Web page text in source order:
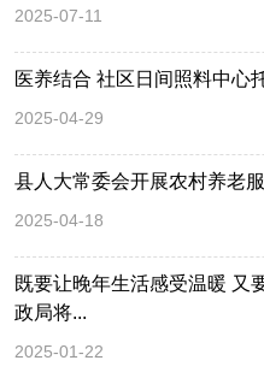
2025-07-11
医养结合 社区日间照料中心
2025-04-29
县人大常委会开展农村养老
2025-04-18
既要让晚年生活感受温暖 又
政局将...
2025-01-22